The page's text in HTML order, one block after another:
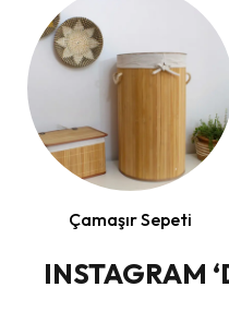
Çamaşır Sepeti
INSTAGRAM